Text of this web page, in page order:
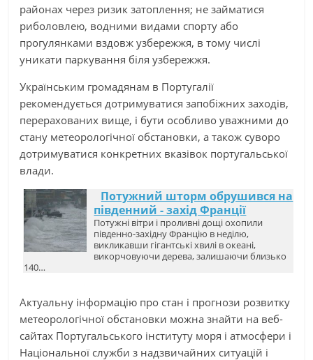
районах через ризик затоплення; не займатися
риболовлею, водними видами спорту або
прогулянками вздовж узбережжя, в тому числі
уникати паркування біля узбережжя.
Українським громадянам в Португалії
рекомендується дотримуватися запобіжних заходів,
перерахованих вище, і бути особливо уважними до
стану метеорологічної обстановки, а також суворо
дотримуватися конкретних вказівок португальської
влади.
Потужний шторм обрушився на
південний - захід Франції
Потужні вітри і проливні дощі охопили
південно-західну Францію в неділю,
викликавши гігантські хвилі в океані,
викорчовуючи дерева, залишаючи близько
140…
Актуальну інформацію про стан і прогнози розвитку
метеорологічної обстановки можна знайти на веб-
сайтах Португальського інституту моря і атмосфери і
Національної служби з надзвичайних ситуацій і